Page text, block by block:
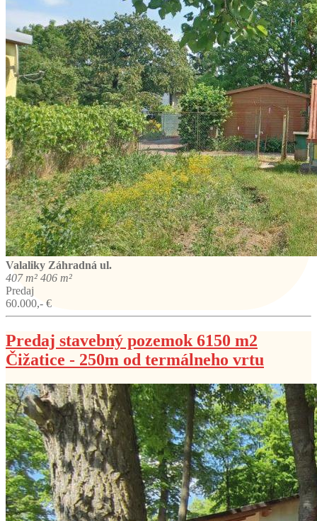
Valaliky Záhradná ul.
407 m² 406 m²
Predaj
60.000,- €
Predaj stavebný pozemok 6150 m2
Čižatice - 250m od termálneho vrtu